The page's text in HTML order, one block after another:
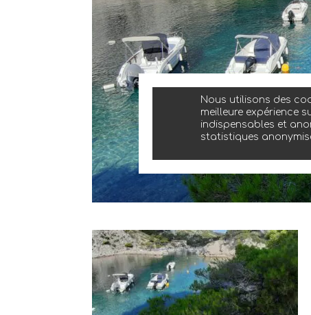
Nous utilisons des
meilleure expérience
indispensables et
statistiques